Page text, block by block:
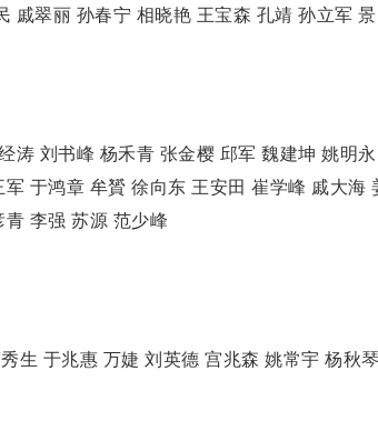
戚翠丽 孙春宁 相晓艳 王宝森 孔靖 孙立军
刘书峰 杨禾青 张金樱 邱军 魏建坤 姚明永
于鸿章 牟贇 徐向东 王安田 崔学峰 戚大海
李强 苏源 范少峰
于兆惠 万婕 刘英德 宫兆森 姚常宇 杨秋